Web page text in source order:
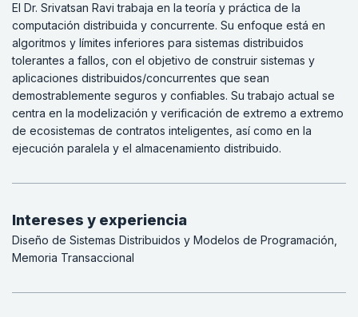
El Dr. Srivatsan Ravi trabaja en la teoría y práctica de la
computación distribuida y concurrente. Su enfoque está en
algoritmos y límites inferiores para sistemas distribuidos
tolerantes a fallos, con el objetivo de construir sistemas y
aplicaciones distribuidos/concurrentes que sean
demostrablemente seguros y confiables. Su trabajo actual se
centra en la modelización y verificación de extremo a extremo
de ecosistemas de contratos inteligentes, así como en la
ejecución paralela y el almacenamiento distribuido.
Intereses y experiencia
Diseño de Sistemas Distribuidos y Modelos de Programación,
Memoria Transaccional